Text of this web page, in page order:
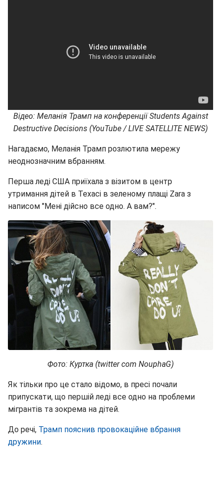
Відео: Меланія Трамп на конференції Students Against
Destructive Decisions (YouTube / LIVE SATELLITE NEWS)
Нагадаємо, Меланія Трамп розлютила мережу
неоднозначним вбранням.
Перша леді США приїхала з візитом в центр
утримання дітей в Техасі в зеленому плащі Zara з
написом "Мені дійсно все одно. А вам?".
Фото: Куртка (twitter com NouphaG)
Як тільки про це стало відомо, в пресі почали
припускати, що першій леді все одно на проблеми
мігрантів та зокрема на дітей.
До речі, Трамп пояснив провокаційне вбрання
дружини.